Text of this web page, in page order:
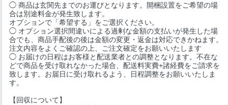
◯ 商品は玄関先までのお運びとなります。開梱設置をご希望の場
合は別途料金が発生致します。
オプションで「希望する」をご選択ください。
◯ オプション選択間違いによる過剰な金額の支払いが発生した場
合でも、商品手配後の後は金額の変更・返金は対応できかねます。
注文内容をよくご確認の上、ご注文確定をお願いいたします
◯ お届けの日程はお客様と配送業者との調整となります。不在な
どで商品を受け取れなかった場合、配送料実費+諸経費をご請求を
致します。お届日に受け取れるよう、日程調整をお願いいたしま
す。
【回収について】